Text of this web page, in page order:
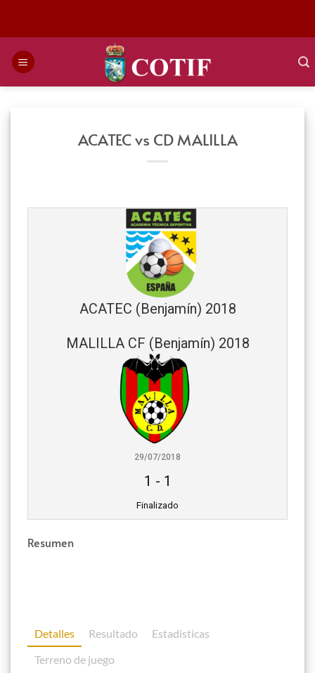
ACATEC vs CD MALILLA
ACATEC (Benjamín) 2018
MALILLA CF (Benjamín) 2018
29/07/2018
1 - 1
Finalizado
Resumen
Detalles Resultado
Estadisticas
Terreno de juego